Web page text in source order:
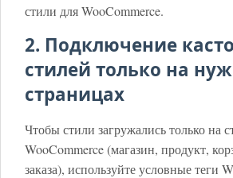
стили для WooCommerce.
2. Подключение
стилей только на
страницах
Чтобы стили загружались только на
WooCommerce (магазин, продукт,
заказа), используйте условные теги